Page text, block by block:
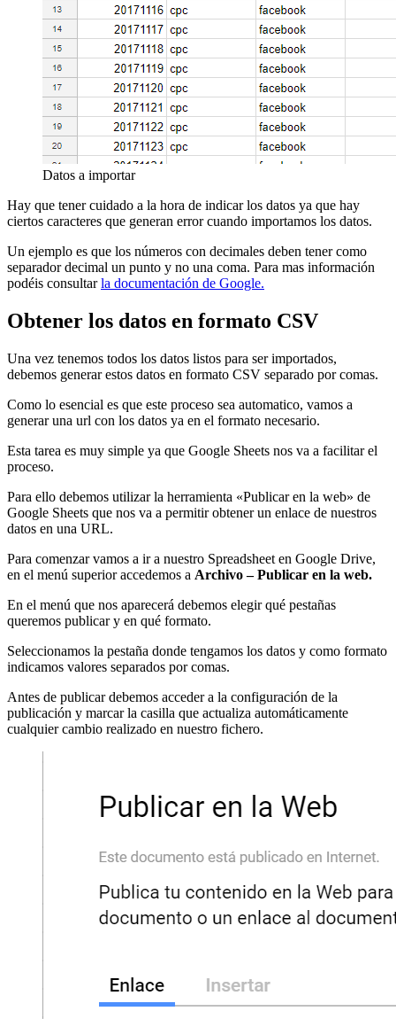
Datos a importar
Hay que tener cuidado a la hora de indicar los datos ya que hay
ciertos caracteres que generan error cuando importamos los datos.
Un ejemplo es que los números con decimales deben tener como
separador decimal un punto y no una coma. Para mas información
podéis consultarla documentación de Google.
Obtener los datos en formato CSV
Una vez tenemos todos los datos listos para ser importados,
debemos generar estos datos en formato CSV separado por comas.
Como lo esencial es que este proceso sea automatico, vamos a
generar una url con los datos ya en el formato necesario.
Esta tarea es muy simple ya que Google Sheets nos va a facilitar el
proceso.
Para ello debemos utilizar la herramienta «Publicar en la web» de
Google Sheets que nos va a permitir obtener un enlace de nuestros
datos en una URL.
Para comenzar vamos a ir a nuestro Spreadsheet en Google Drive,
en el menú superior accedemos a Archivo – Publicar en la web.
En el menú que nos aparecerá debemos elegir qué pestañas
queremos publicar y en qué formato.
Seleccionamos la pestaña donde tengamos los datos y como formato
indicamos valores separados por comas.
Antes de publicar debemos acceder a la configuración de la
publicación y marcar la casilla que actualiza automáticamente
cualquier cambio realizado en nuestro fichero.